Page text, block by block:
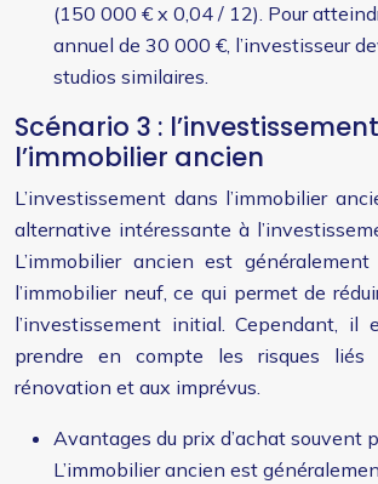
(150 000 € x 0,04 / 12). Pour
annuel de 30 000 €, l’investisseur
studios similaires.
Scénario 3 :
l’immobilier ancien
L’investissement dans l’immobilier
alternative intéressante à
L’immobilier ancien est
l’immobilier neuf, ce qui permet de
l’investissement initial. Cependant, il
prendre en compte les risques liés
rénovation et aux imprévus.
Avantages du prix d’achat souvent
L’immobilier ancien est